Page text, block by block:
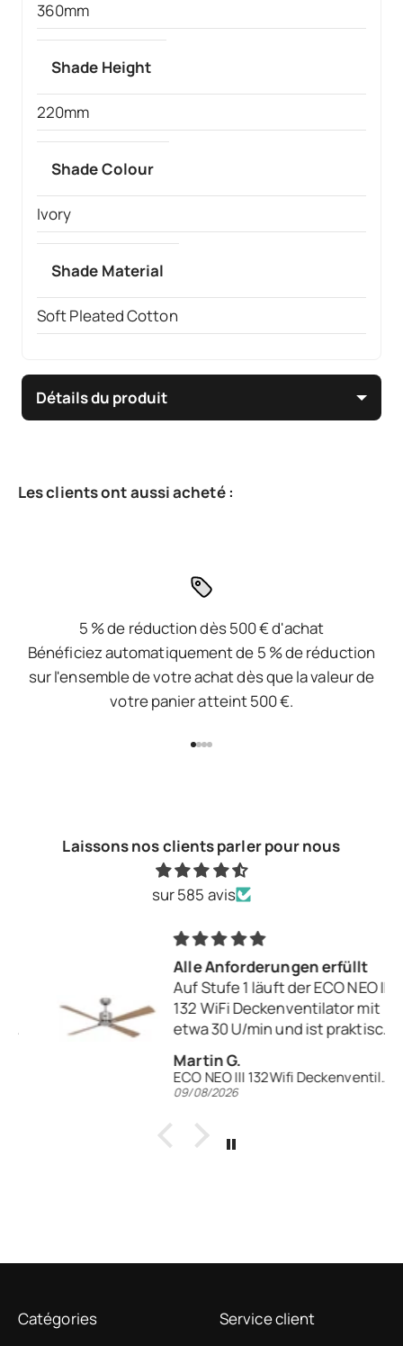
360mm
Shade Height
220mm
Shade Colour
Ivory
Shade Material
Soft Pleated Cotton
Détails du produit
5 % de réduction dès 500 € d'achat
Bénéficiez automatiquement de 5 % de réduction
sur l'ensemble de votre achat dès que la valeur de
votre panier atteint 500 €.
Laissons nos clients parler pour nous
sur 585 avis
Alle Anforderungen erfüllt
Auf Stufe 1 läuft der ECO NEO III
132 WiFi Deckenventilator mit
etwa 30 U/min und ist praktisch
nicht hörbar. Auch auf Stufe 2
ist vom Ventilator selbst nichts
zu hören, während der
spürbar ist.
Bei mir hängt der Ventilator im
problemlos. Eine Integration in
Martin G.
ECO NEO III 132Wifi Deckenventilator
09/08/2026
Catégories
Service client